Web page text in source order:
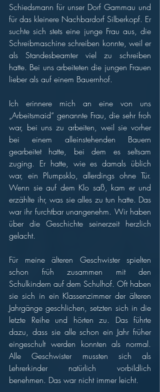
Schiedsmann für unser Dorf Gammau und
für das kleinere Nachbardorf Silberkopf. Er
suchte sich stets eine junge Frau aus, die
Schreibmaschine schreiben konnte, weil er
als Standesbeamter viel zu schreiben
hatte. Bei uns arbeiteten die jungen Frauen
lieber als auf einem Bauernhof.
Ich erinnere mich an eine von uns
„Arbeitsmaid“ genannte Frau, die sehr froh
war, bei uns zu arbeiten, weil sie vorher
bei einem alleinstehenden Bauern
gearbeitet hatte, bei dem es seltsam
zuging. Er hatte, wie es damals üblich
war, ein Plumpsklo, allerdings ohne Tür.
Wenn sie auf dem Klo saß, kam er und
erzählte ihr, was sie alles zu tun hatte. Das
war ihr furchtbar unangenehm. Wir haben
über die Geschichte seinerzeit herzlich
gelacht.
Für meine älteren Geschwister spielten
schon früh zusammen mit den
Schulkindern auf dem Schulhof. Oft haben
sie sich in ein Klassenzimmer der älteren
Jahrgänge geschlichen, setzten sich in die
letzte Reihe und hörten zu. Das führte
dazu, dass sie alle schon ein Jahr früher
eingeschult werden konnten als normal.
Alle Geschwister mussten sich als
Lehrerkinder natürlich vorbildlich
benehmen. Das war nicht immer leicht.